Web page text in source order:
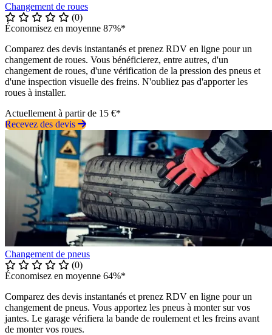
Changement de roues
(0)
Économisez en moyenne 87%*
Comparez des devis instantanés et prenez RDV en ligne pour un
changement de roues. Vous bénéficierez, entre autres, d'un
changement de roues, d'une vérification de la pression des pneus et
d'une inspection visuelle des freins. N'oubliez pas d'apporter les
roues à installer.
Actuellement à partir de 15 €*
Recevez des devis
Changement de pneus
(0)
Économisez en moyenne 64%*
Comparez des devis instantanés et prenez RDV en ligne pour un
changement de pneus. Vous apportez les pneus à monter sur vos
jantes. Le garage vérifiera la bande de roulement et les freins avant
de monter vos roues.